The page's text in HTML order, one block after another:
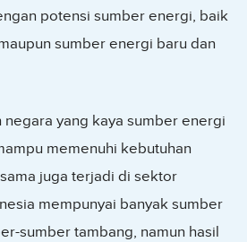
potensi sumber energi, baik
sumber energi baru dan
negara yang kaya sumber energi
memenuhi kebutuhan
juga terjadi di sektor
mempunyai banyak sumber
sumber tambang, namun hasil